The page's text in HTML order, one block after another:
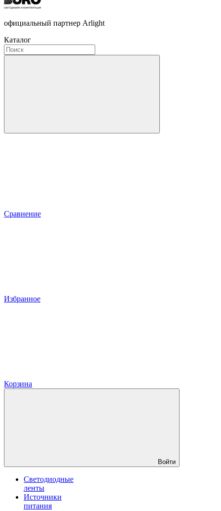
официальный партнер Arlight
Каталог
Сравнение
Избранное
Корзина
Войти
Светодиодные
ленты
Источники
питания